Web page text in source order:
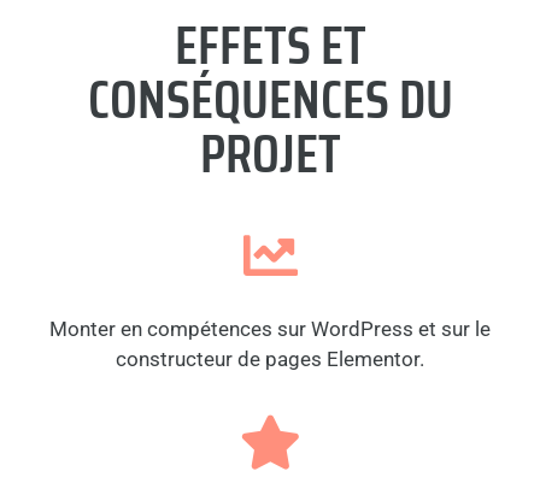
EFFETS ET
CONSÉQUENCES DU
PROJET
Monter en compétences sur WordPress et sur le
constructeur de pages Elementor.